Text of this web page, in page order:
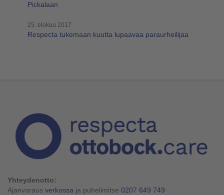
Pickalaan
25. elokuu 2017
Respecta tukemaan kuutta lupaavaa paraurheilijaa
Yhteydenotto:
Ajanvaraus verkossa ja puhelimitse 0207 649 749